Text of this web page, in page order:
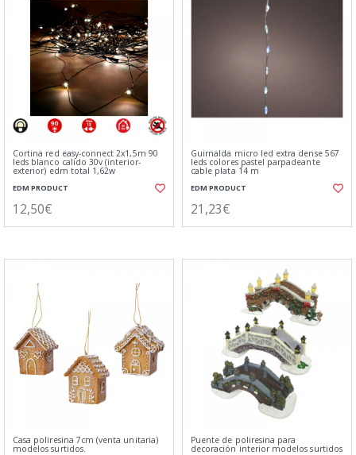
Cortina red easy-connect 2x1,5m 90
leds blanco calido 30v (interior-
exterior) edm total 1,62w
EDM PRODUCT
12,50€
Guirnalda micro led extra dense 567
leds colores pastel parpadeante
cable plata 14 m
EDM PRODUCT
21,23€
Casa poliresina 7cm (venta unitaria)
modelos surtidos.
Puente de poliresina para
decoración interior modelos surtidos